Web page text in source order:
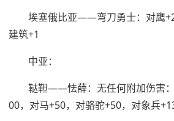
埃塞俄比亚——弯刀勇士：对鹰
建筑+1
中亚：
鞑靼——怯薛：无任何附加伤害
00，对马+50，对骆驼+50，对象兵